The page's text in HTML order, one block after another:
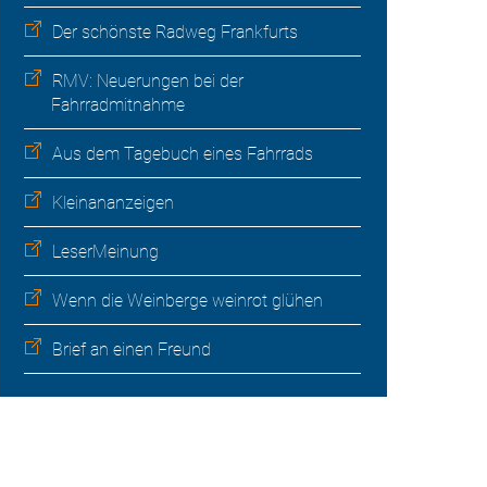
Der schönste Radweg Frankfurts
RMV: Neuerungen bei der
Fahrradmitnahme
Aus dem Tagebuch eines Fahrrads
Kleinananzeigen
LeserMeinung
Wenn die Weinberge weinrot glühen
Brief an einen Freund